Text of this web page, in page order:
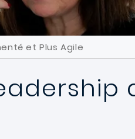
et Plus Agile